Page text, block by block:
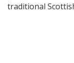
traditional